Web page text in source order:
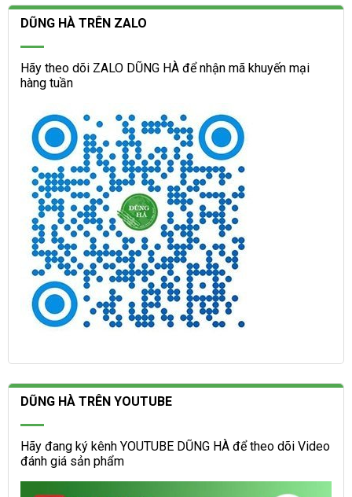
DŨNG HÀ TRÊN ZALO
Hãy theo dõi ZALO DŨNG HÀ để nhận mã khuyến mại
hàng tuần
DŨNG HÀ TRÊN YOUTUBE
Hãy đang ký kênh YOUTUBE DŨNG HÀ để theo dõi Video
đánh giá sản phẩm